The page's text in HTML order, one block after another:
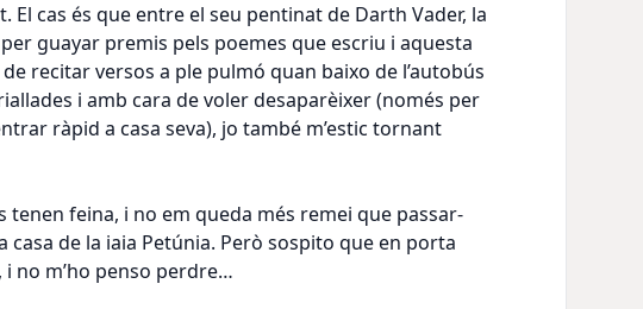
El cas és que entre el seu pentinat de Darth Vader, la
guayar premis pels poemes que escriu i aquesta
recitar versos a ple pulmó quan baixo de l’autobús
i amb cara de voler desaparèixer (només per
ràpid a casa seva), jo també m’estic tornant
tenen feina, i no em queda més remei que passar-
casa de la iaia Petúnia. Però sospito que en porta
i no m’ho penso perdre…